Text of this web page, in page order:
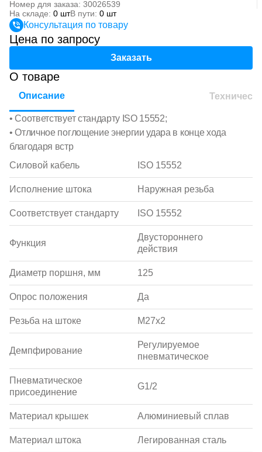
Номер для заказа: 30026539
На складе: 0 штВ пути: 0 шт
Консультация по товару
Цена по запросу
Заказать
О товаре
Описание
• Соответствует стандарту ISO 15552;
• Отличное поглощение энергии удара в конце хода
благодаря встр
Силовой кабель
ISO 15552
Исполнение штока Наружная резьба
Соответствует стандарту ISO 15552
Функция
Двустороннего
действия
Диаметр поршня, мм 125
Опрос положения Да
Резьба на штоке M27x2
Демпфирование
Регулируемое
пневматическое
Пневматическое
присоединение
G1/2
Материал крышек Алюминиевый сплав
Материал штока Легированная сталь